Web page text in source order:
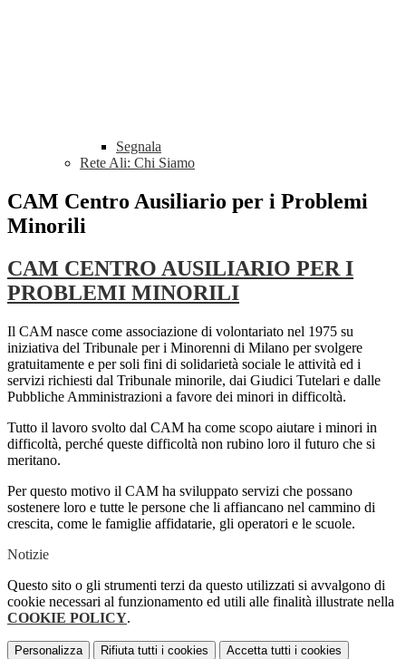
Segnala
Rete Ali: Chi Siamo
CAM Centro Ausiliario per i Problemi
Minorili
CAM CENTRO AUSILIARIO PER I
PROBLEMI MINORILI
Il CAM nasce come associazione di volontariato nel 1975 su
iniziativa del Tribunale per i Minorenni di Milano per svolgere
gratuitamente e per soli fini di solidarietà sociale le attività ed i
servizi richiesti dal Tribunale minorile, dai Giudici Tutelari e dalle
Pubbliche Amministrazioni a favore dei minori in difficoltà.
Tutto il lavoro svolto dal CAM ha come scopo aiutare i minori in
difficoltà, perché queste difficoltà non rubino loro il futuro che si
meritano.
Per questo motivo il CAM ha sviluppato servizi che possano
sostenere loro e tutte le persone che li affiancano nel cammino di
crescita, come le famiglie affidatarie, gli operatori e le scuole.
Notizie
Questo sito o gli strumenti terzi da questo utilizzati si avvalgono di
cookie necessari al funzionamento ed utili alle finalità illustrate nella
COOKIE POLICY.
Personalizza Rifiuta tutti i cookies Accetta tutti i cookies